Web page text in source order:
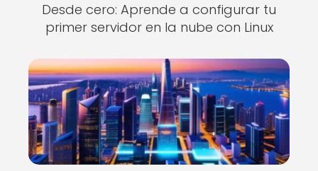
Desde cero: Aprende a configurar tu
primer servidor en la nube con Linux